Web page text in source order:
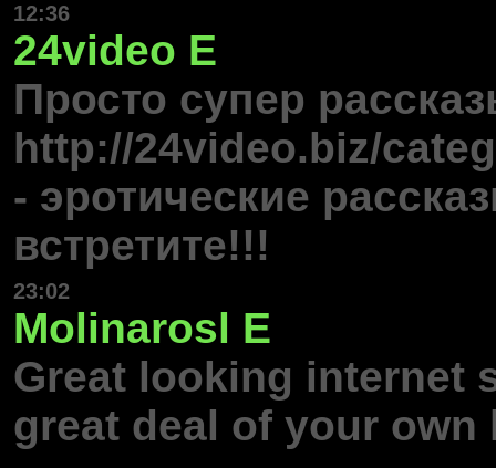
12:36
24video E
Просто супер
http://24video.biz/
- эротические
встретите!!!
23:02
Molinarosl E
Great looking internet
great deal of your